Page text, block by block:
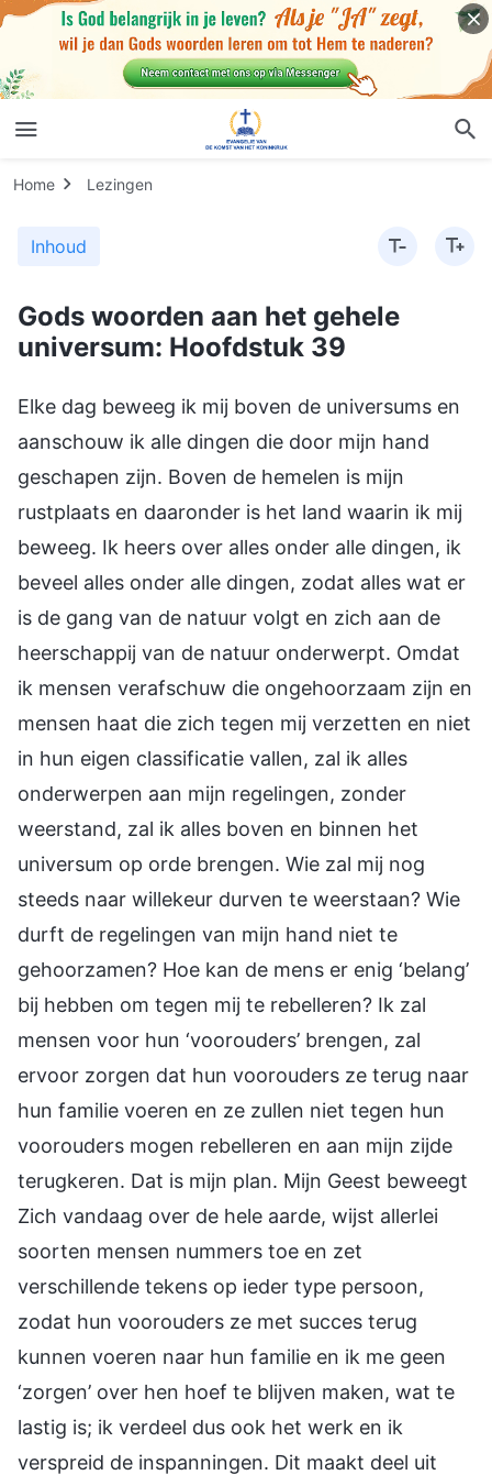
Home Lezingen
Inhoud
Gods woorden aan het gehele
universum: Hoofdstuk 39
Elke dag beweeg ik mij boven de universums en
aanschouw ik alle dingen die door mijn hand
geschapen zijn. Boven de hemelen is mijn
rustplaats en daaronder is het land waarin ik mij
beweeg. Ik heers over alles onder alle dingen, ik
beveel alles onder alle dingen, zodat alles wat er
is de gang van de natuur volgt en zich aan de
heerschappij van de natuur onderwerpt. Omdat
ik mensen verafschuw die ongehoorzaam zijn en
mensen haat die zich tegen mij verzetten en niet
in hun eigen classificatie vallen, zal ik alles
onderwerpen aan mijn regelingen, zonder
weerstand, zal ik alles boven en binnen het
universum op orde brengen. Wie zal mij nog
steeds naar willekeur durven te weerstaan? Wie
durft de regelingen van mijn hand niet te
gehoorzamen? Hoe kan de mens er enig ‘belang’
bij hebben om tegen mij te rebelleren? Ik zal
mensen voor hun ‘voorouders’ brengen, zal
ervoor zorgen dat hun voorouders ze terug naar
hun familie voeren en ze zullen niet tegen hun
voorouders mogen rebelleren en aan mijn zijde
terugkeren. Dat is mijn plan. Mijn Geest beweegt
Zich vandaag over de hele aarde, wijst allerlei
soorten mensen nummers toe en zet
verschillende tekens op ieder type persoon,
zodat hun voorouders ze met succes terug
kunnen voeren naar hun familie en ik me geen
‘zorgen’ over hen hoef te blijven maken, wat te
lastig is; ik verdeel dus ook het werk en ik
verspreid de inspanningen. Dit maakt deel uit